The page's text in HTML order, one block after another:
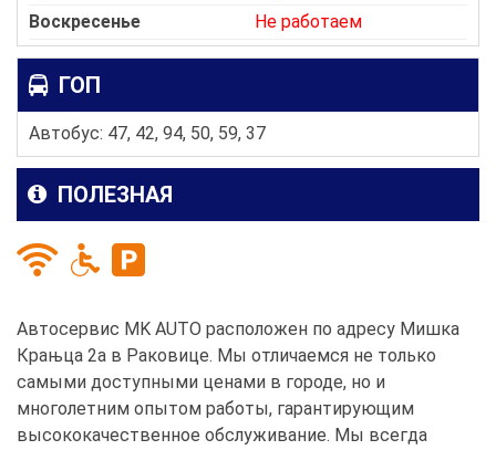
Воскресенье
Не работаем
ГОП
Автобус: 47, 42, 94, 50, 59, 37
ПОЛЕЗНАЯ
Автосервис MK AUTO расположен по адресу Мишка
Крањца 2а в Раковице. Мы отличаемся не только
самыми доступными ценами в городе, но и
многолетним опытом работы, гарантирующим
высококачественное обслуживание. Мы всегда